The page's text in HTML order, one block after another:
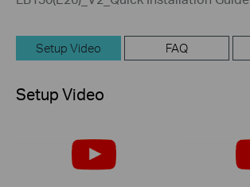
Setup Video FAQ
Setup Video